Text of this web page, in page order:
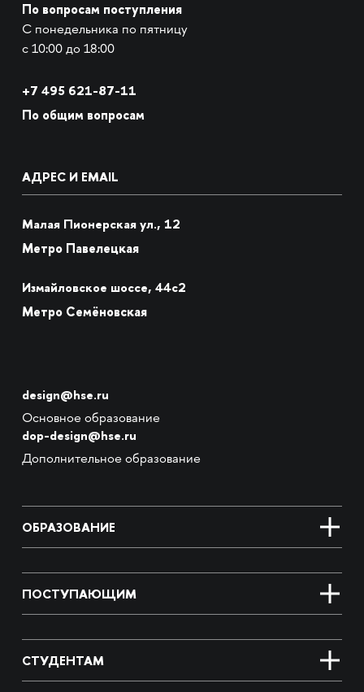
По вопросам поступления
С понедельника по пятницу
с 10:00 до 18:00
+7 495 621-87-11
По общим вопросам
АДРЕС И EMAIL
Малая Пионерская ул., 12
Метро Павелецкая
Измайловское шоссе, 44с2
Метро Семёновская
design@hse.ru
Основное образование
dop-design@hse.ru
Дополнительное образование
ОБРАЗОВАНИЕ
ПОСТУПАЮЩИМ
СТУДЕНТАМ